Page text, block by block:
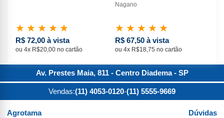
★ ★ ★ ★ ★
R$ 72,00 à vista
ou 4x R$20,00 no cartão
Nagano
★ ★ ★ ★ ★
R$ 67,50 à vista
ou 4x R$18,75 no cartão
Av. Prestes Maia, 811 - Centro Diadema- SP
Vendas:(11) 4053-0120-(11) 5555-9669
Agrotama
Dúvidas